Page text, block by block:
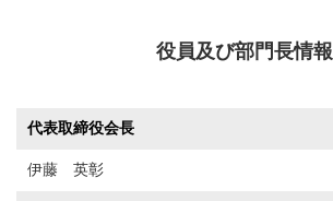
役員及び部門長情報
代表取締役会長
伊藤 英彰